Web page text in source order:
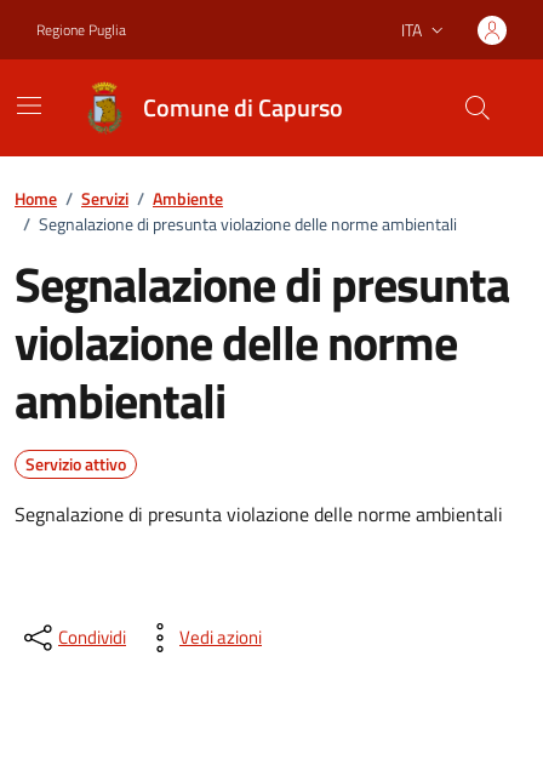
Regione Puglia Lingua attiva:
ITA
Comune di Capurso
Home / Servizi / Ambiente
/ Segnalazione di presunta violazione delle norme ambientali
Segnalazione di presunta
violazione delle norme
ambientali
Servizio attivo
Segnalazione di presunta violazione delle norme ambientali
Condividi Vedi azioni